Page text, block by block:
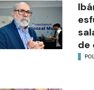
de